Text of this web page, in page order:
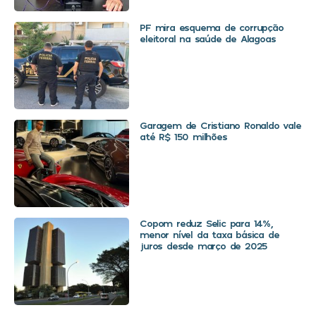
PF mira esquema de corrupção
eleitoral na saúde de Alagoas
Garagem de Cristiano Ronaldo vale
até R$ 150 milhões
Copom reduz Selic para 14%,
menor nível da taxa básica de
juros desde março de 2025